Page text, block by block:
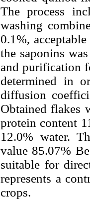
The process
washing
0.1%,
the saponins
and purification
determined in
diffusion
Obtained flakes
protein content
12.0% water.
value 85.07%
suitable for
represents a
crops.